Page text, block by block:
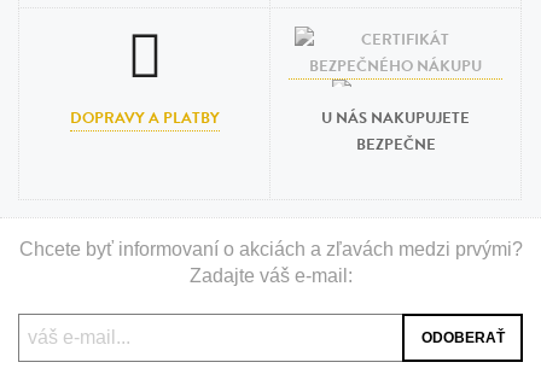
DOPRAVY A PLATBY
U NÁS NAKUPUJETE
BEZPEČNE
Chcete byť informovaní o akciách a zľavách medzi prvými?
Zadajte váš e-mail: